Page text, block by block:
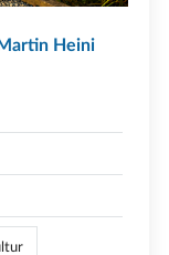
Heini